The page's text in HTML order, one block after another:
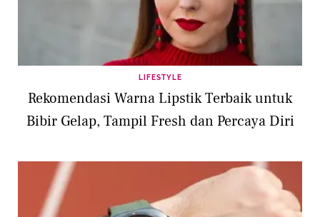
LIFESTYLE
Rekomendasi Warna Lipstik Terbaik untuk
Bibir Gelap, Tampil Fresh dan Percaya Diri